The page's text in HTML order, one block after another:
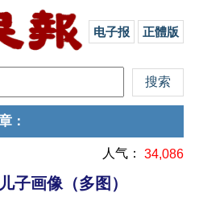
电子报 正體版
：
人气： 34,086
子画像（多图）